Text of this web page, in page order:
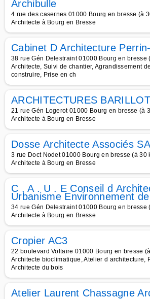
Archibulle
4 rue des casernes 01000 Bourg en bresse (à
Architecte à Bourg en Bresse
Cabinet D Architecture
38 rue Gén Delestraint 01000 Bourg en bresse
Architecte, Suivi de chantier, Agrandissement
construire, Prise en ch
ARCHITECTURES
21 rue Gén Logerot 01000 Bourg en bresse (à
Architecte à Bourg en Bresse
Dosse Architecte Associés
3 rue Doct Nodet 01000 Bourg en bresse (à 30
Architecte à Bourg en Bresse
C . A . U . E Conseil d
Urbanisme Environnement
34 rue Gén Delestraint 01000 Bourg en bresse
Architecte à Bourg en Bresse
Cropier AC3
22 boulevard Voltaire 01000 Bourg en bresse
Architecte bioclimatique, Atelier d architecture,
Architecte du bois
Atelier Laurent Chassagne